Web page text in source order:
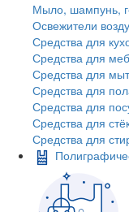
Мыло, шампунь,
Освежители
Средства для
Средства для
Средства для
Средства для
Средства для
Средства для
Средства для